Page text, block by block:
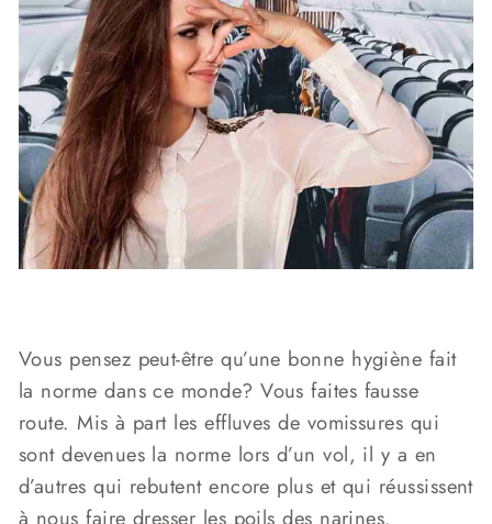
Vous pensez peut-être qu’une bonne hygiène fait
la norme dans ce monde? Vous faites fausse
route. Mis à part les effluves de vomissures qui
sont devenues la norme lors d’un vol, il y a en
d’autres qui rebutent encore plus et qui réussissent
à nous faire dresser les poils des narines.